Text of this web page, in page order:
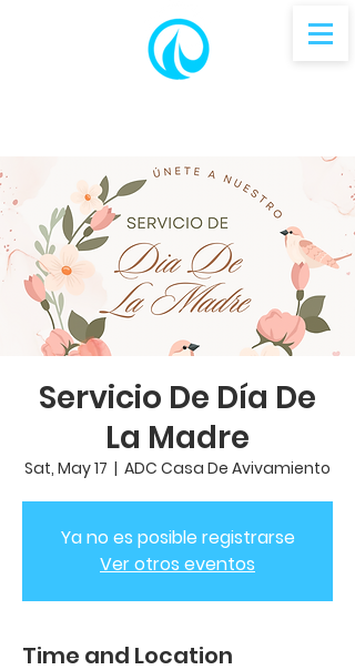
Servicio De Día De
La Madre
Sat, May 17
  |
ADC Casa De Avivamiento
Ya no es posible registrarse
Ver otros eventos
Time and Location